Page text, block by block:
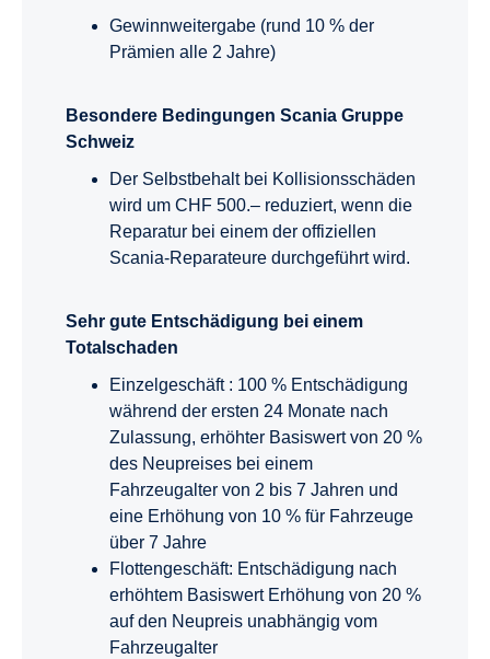
Gewinnweitergabe (rund 10 % der
Prämien alle 2 Jahre)
Besondere Bedingungen Scania Gruppe
Schweiz
Der Selbstbehalt bei Kollisionsschäden
wird um CHF 500.– reduziert, wenn die
Reparatur bei einem der offiziellen
Scania-Reparateure durchgeführt wird.
Sehr gute Entschädigung bei einem
Totalschaden
Einzelgeschäft : 100 % Entschädigung
während der ersten 24 Monate nach
Zulassung, erhöhter Basiswert von 20 %
des Neupreises bei einem
Fahrzeugalter von 2 bis 7 Jahren und
eine Erhöhung von 10 % für Fahrzeuge
über 7 Jahre
Flottengeschäft: Entschädigung nach
erhöhtem Basiswert Erhöhung von 20 %
auf den Neupreis unabhängig vom
Fahrzeugalter